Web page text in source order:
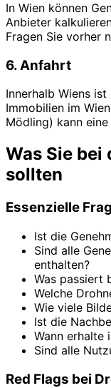
In Wien können
Anbieter
Fragen Sie vorher
6. Anfahrt
Innerhalb Wiens
Immobilien im
Mödling) kann
Was Sie bei
sollten
Essenzielle
Ist die
Sind alle
enthalten?
Was passiert
Welche
Wie viele
Ist die
Wann erhalte
Sind alle
Red Flags bei